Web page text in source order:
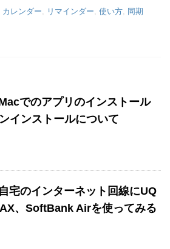
カレンダー, リマインダー, 使い方, 同期
でのアプリのインストール
インストールについて
宅のインターネット回線にUQ
、SoftBank Airを使ってみる